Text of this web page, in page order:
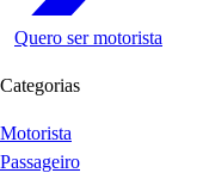
Quero ser motorista
Categorias
Motorista
Passageiro